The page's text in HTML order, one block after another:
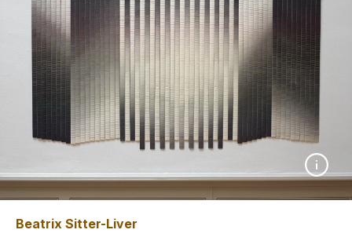
Beatrix Sitter-Liver